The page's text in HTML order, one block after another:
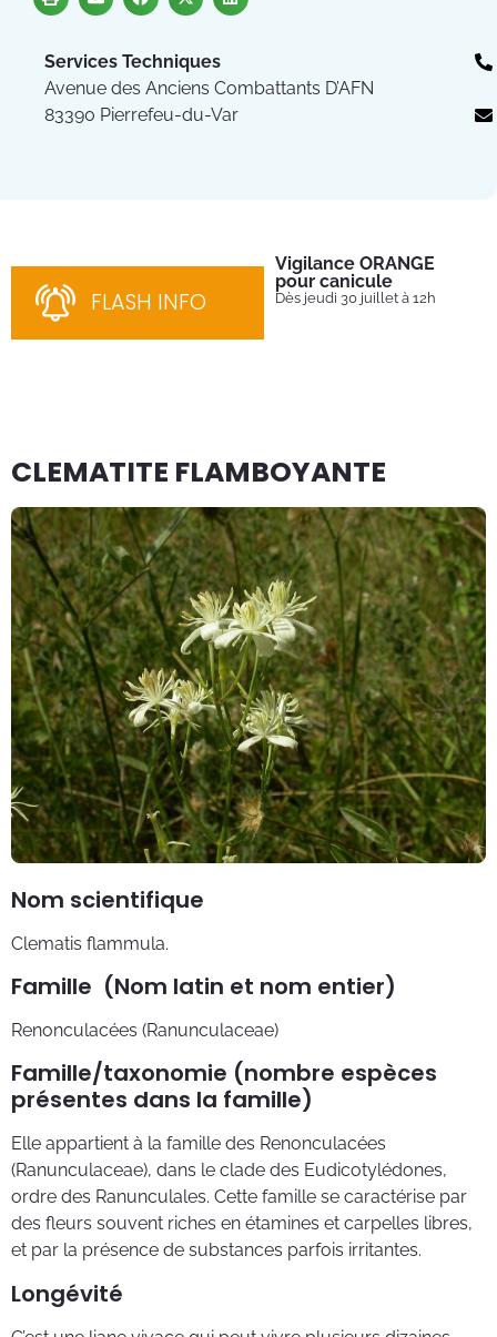
Services Techniques
Avenue des Anciens Combattants D’AFN
83390 Pierrefeu-du-Var
FLASH INFO
Vigilance ORANGE
pour canicule
Dès jeudi 30 juillet à 12h
CLEMATITE FLAMBOYANTE
Nom scientifique
Clematis flammula.
Famille (Nom latin et nom entier)
Renonculacées (Ranunculaceae)
Famille/taxonomie (nombre espèces
présentes dans la famille)
Elle appartient à la famille des Renonculacées
(Ranunculaceae), dans le clade des Eudicotylédones,
ordre des Ranunculales. Cette famille se caractérise par
des fleurs souvent riches en étamines et carpelles libres,
et par la présence de substances parfois irritantes.
Longévité